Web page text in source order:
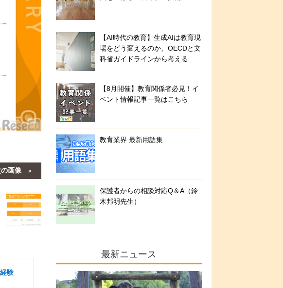
画像
験
【AI時代の教育】生成AIは教育現
場をどう変えるのか、OECDと文
科省ガイドラインから考える
【8月開催】教育関係者必見！イ
ベント情報記事一覧はこちら
教育業界 最新用語集
保護者からの相談対応Q＆A（鈴
木邦明先生）
最新ニュース